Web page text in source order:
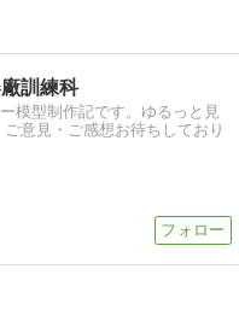
訓練科
模型制作記です。ゆるっと見